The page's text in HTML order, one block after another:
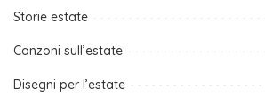
Storie estate
Canzoni sull’estate
Disegni per l’estate